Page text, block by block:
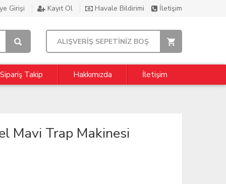
Girişi Kayıt Ol Havale Bildirimi İletişim
ALIŞVERİŞ SEPETİNİZ BOŞ
Sipariş Takip Hakkımızda İletişim
Mavi Trap Makinesi